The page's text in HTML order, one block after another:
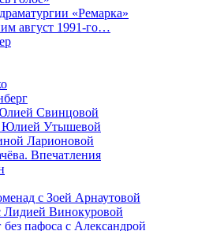
«Ремарка»
август 1991-го…
Свинцовой
Юлией Утышевой
Ларионовой
Впечатления
с Зоей Арнаутовой
Лидией Винокуровой
пафоса с Александрой